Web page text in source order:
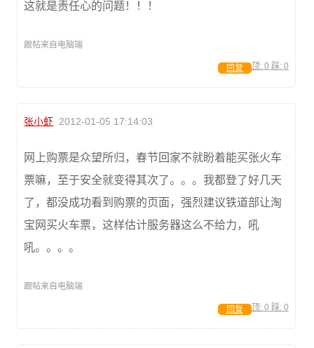
这就是责任心的问题！！！
跟帖来自电脑端
顶: 0 踩: 0
回复
张小虾 2012-01-05 17:14:03
网上购票是众望所归，春节回家不就盼着能买张火车
票嘛，至于安全就变得其次了。。。我都登了好几天
了，都没成功看到购票的页面，强烈建议铁道部让淘
宝网买火车票，这样估计服务器这么不给力，吼
吼。。。。
跟帖来自电脑端
顶: 0 踩: 0
回复